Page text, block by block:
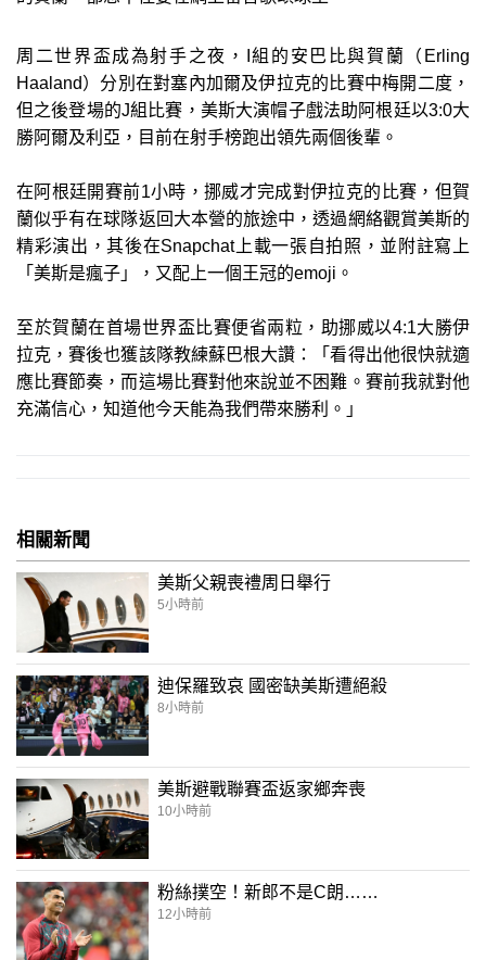
周二世界盃成為射手之夜，I組的安巴比與賀蘭（Erling
Haaland）分別在對塞內加爾及伊拉克的比賽中梅開二度，
但之後登場的J組比賽，美斯大演帽子戲法助阿根廷以3:0大
勝阿爾及利亞，目前在射手榜跑出領先兩個後輩。
在阿根廷開賽前1小時，挪威才完成對伊拉克的比賽，但賀
蘭似乎有在球隊返回大本營的旅途中，透過網絡觀賞美斯的
精彩演出，其後在Snapchat上載一張自拍照，並附註寫上
「美斯是瘋子」，又配上一個王冠的emoji。
至於賀蘭在首場世界盃比賽便省兩粒，助挪威以4:1大勝伊
拉克，賽後也獲該隊教練蘇巴根大讚：「看得出他很快就適
應比賽節奏，而這場比賽對他來說並不困難。賽前我就對他
充滿信心，知道他今天能為我們帶來勝利。」
相關新聞
美斯父親喪禮周日舉行
5小時前
迪保羅致哀 國密缺美斯遭絕殺
8小時前
美斯避戰聯賽盃返家鄉奔喪
10小時前
粉絲撲空！新郎不是C朗……
12小時前